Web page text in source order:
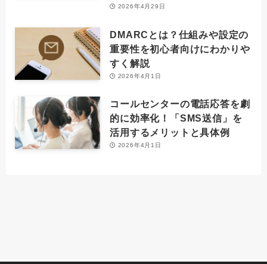
2026年4月29日
DMARCとは？仕組みや設定の
重要性を初心者向けにわかりや
すく解説
2026年4月1日
コールセンターの電話応答を劇
的に効率化！「SMS送信」を
活用するメリットと具体例
2026年4月1日